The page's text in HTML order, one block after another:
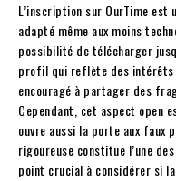
L’inscription sur OurTime
adapté même aux moins
possibilité de télécharger
profil qui reflète des intérêts
encouragé à partager des
Cependant, cet aspect open
ouvre aussi la porte aux faux
rigoureuse constitue l’une
point crucial à considérer si